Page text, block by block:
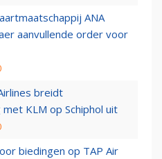
ANA
aanvullende order voor
breidt
KLM op Schiphol uit
biedingen op TAP Air